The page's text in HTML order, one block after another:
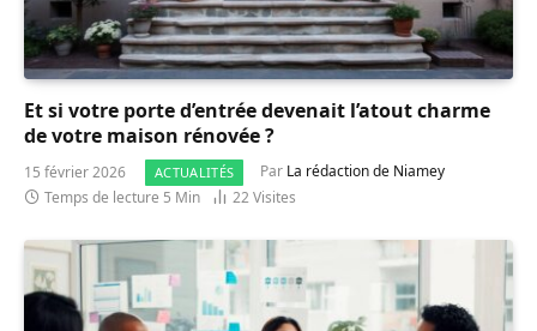
Et si votre porte d’entrée devenait l’atout charme
de votre maison rénovée ?
15 février 2026 ACTUALITÉS Par La rédaction de Niamey
Temps de lecture 5 Min
22Visites